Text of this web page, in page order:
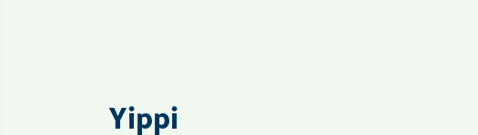
Yippi